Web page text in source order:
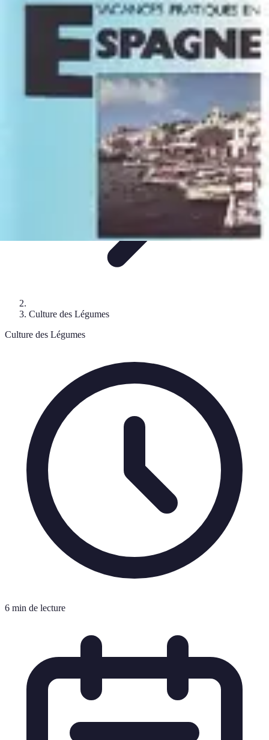
Choix des Légumes
Astuces et Conseils
Guide Légumes
Culture des Légumes
Culture des Légumes
6 min de lecture